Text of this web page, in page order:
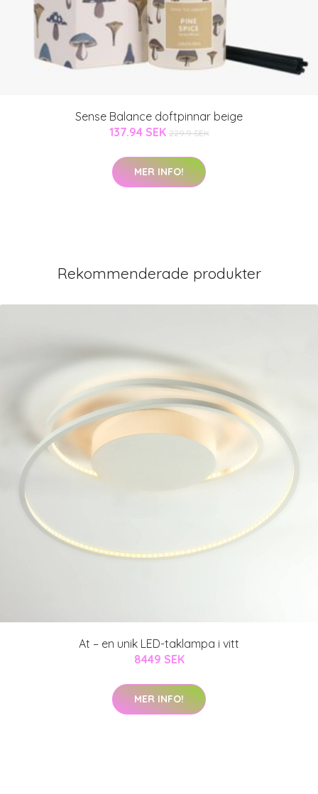
Sense Balance doftpinnar beige
137.94 SEK 229.9 SEK
MER INFO!
Rekommenderade produkter
At – en unik LED-taklampa i vitt
8449 SEK
MER INFO!